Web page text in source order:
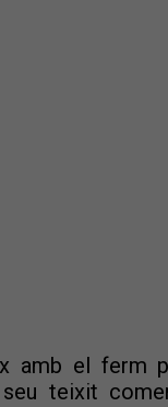
amb el ferm
teixit